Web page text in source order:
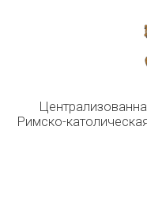
Римско-